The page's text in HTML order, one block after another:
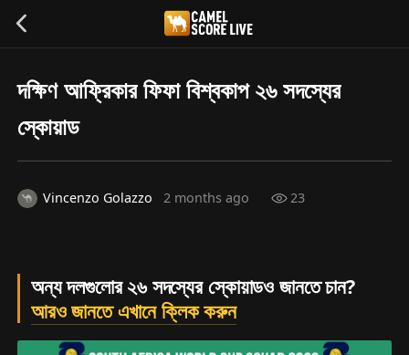
দক্ষিণ আফ্রিকার ফিফা বিশ্বকাপ ২৬ সদস্যের
স্কোয়াড
Vincenzo Golazzo 2 months ago 23
অন্য দলগুলোর ২৬ সদস্যের স্কোয়াডও জানতে চান?
আরও জানতে এখানে ক্লিক করুন